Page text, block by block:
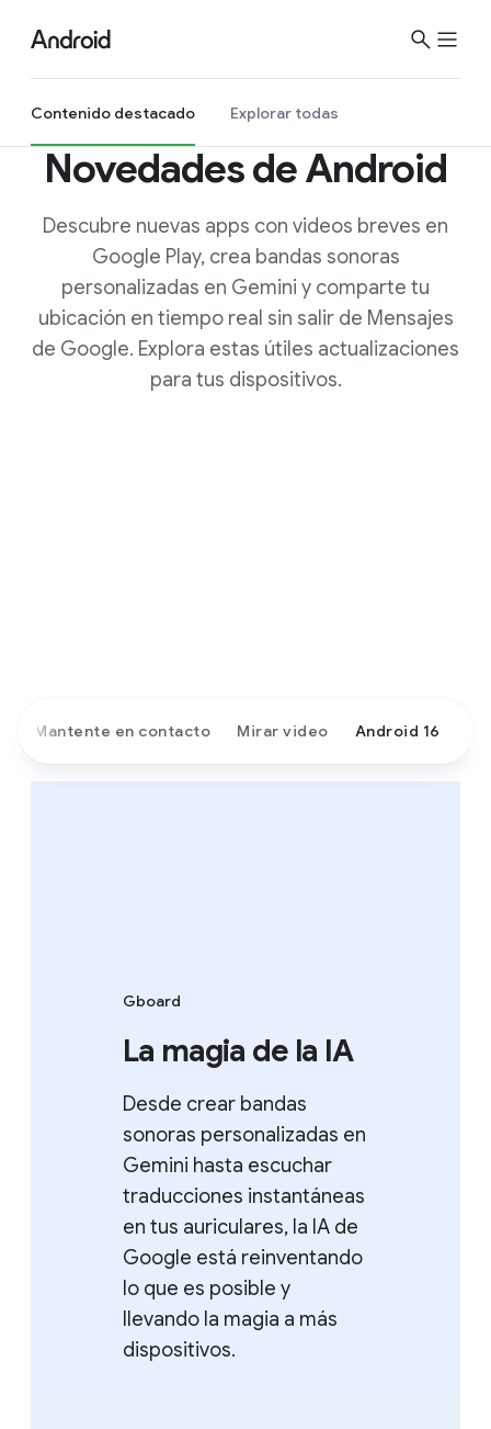
Contenido destacado Explorar todas
Novedades de Android
Descubre nuevas apps con videos breves en
Google Play, crea bandas sonoras
personalizadas en Gemini y comparte tu
ubicación en tiempo real sin salir de Mensajes
de Google. Explora estas útiles actualizaciones
para tus dispositivos.
Mantente en contacto Mirar video Android 16
Gboard
La magia de la IA
Desde crear bandas
sonoras personalizadas en
Gemini hasta escuchar
traducciones instantáneas
en tus auriculares, la IA de
Google está reinventando
lo que es posible y
llevando la magia a más
dispositivos.